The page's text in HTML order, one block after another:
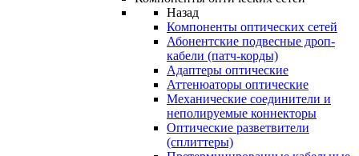
Назад
Компоненты оптических сетей
Абонентские подвесные дроп-
кабели (патч-корды)
Адаптеры оптические
Аттенюаторы оптические
Механические соединители и
неполируемые коннекторы
Оптические разветвители
(сплиттеры)